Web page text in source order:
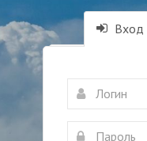
Вход